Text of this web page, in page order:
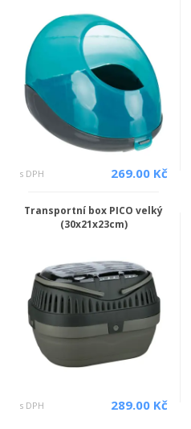
s DPH 269.00 Kč
Transportní box PICO velký
(30x21x23cm)
s DPH 289.00 Kč